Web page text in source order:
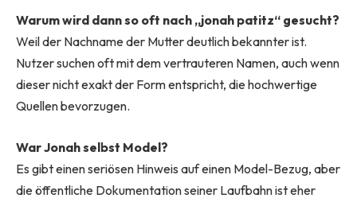
Warum wird dann so oft nach „jonah patitz“ gesucht?
Weil der Nachname der Mutter deutlich bekannter ist.
Nutzer suchen oft mit dem vertrauteren Namen, auch wenn
dieser nicht exakt der Form entspricht, die hochwertige
Quellen bevorzugen.
War Jonah selbst Model?
Es gibt einen seriösen Hinweis auf einen Model-Bezug, aber
die öffentliche Dokumentation seiner Laufbahn ist eher